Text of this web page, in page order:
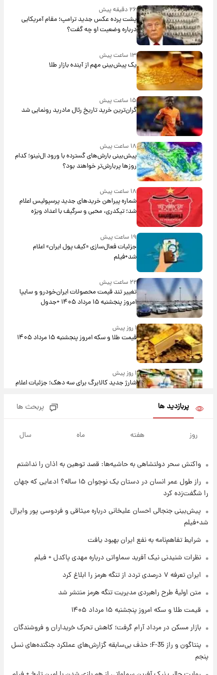
۲۶ دقیقه پیش
پشت پرده عکس جدید ترامپ؛ مقام آمریکایی
درباره وضعیت او چه گفت؟
۱۳ ساعت پیش
یک پیش‌بینی مهم از آینده بازار طلا
۱۵ ساعت پیش
گران‌ترین خرید تاریخ رئال مادرید رونمایی شد
۱۸ ساعت پیش
پیش‌بینی بارش‌های گسترده با ورود ال‌نینو؛ کدام
روزها پربارش‌تر خواهند بود؟
۱۸ ساعت پیش
شماره پیراهن خریدهای جدید پرسپولیس اعلام
شد؛ تیکدری، محبی و سرگیف با اعداد ویژه
۱۹ ساعت پیش
جزئیات فعال‌سازی «کیف پول ایران» اعلام
شد+فیلم
۲۲ ساعت پیش
تغییر تند قیمت محصولات ایران‌خودرو و سایپا
امروز پنجشنبه ۱۵ مرداد ۱۴۰۵ +جدول
۱ روز پیش
قیمت طلا و سکه امروز پنجشنبه ۱۵ مرداد ۱۴۰۵
۱ روز پیش
شارژ جدید کالابرگ برای سه دهک؛ جزئیات اعلام
شاهین، کوییک، اطلس، سهند و ساینا با اقساط
۱ روز پیش
قیمت سکه و طلا فردا
۱ روز پیش
۱ روز پیش
فال روزانه واقعی پنجشنبه ۱۵ مرداد ۱۴۰۵
۱ روز پیش
پربازدید ها پربحث ها
روز هفته ماه سال
واکنش سحر دولتشاهی به حاشیه‌ها: قصد توهین به اذان را نداشتم
راز طول عمر انسان در دستان یک نوجوان ۱۵ ساله؟ ادعایی که جهان
را شگفت‌زده کرد
پیش‌بینی جنجالی احسان علیخانی درباره میثاقی و فردوسی پور وایرال
شد+فیلم
شرایط تفاهم‌نامه به نفع ایران بهبود یافت
نظرات شنیدنی نیک آفرید سماواتی درباره مهدی پاکدل + فیلم
ایران تعرفه ۷ درصدی تردد از تنگه هرمز را ابلاغ کرد
متن اولیۀ طرح راهبردی مدیریت تنگه هرمز منتشر شد
قیمت طلا و سکه امروز پنجشنبه ۱۵ مرداد ۱۴۰۵
بازار مسکن در مرداد آرام گرفت؛ کاهش تحرک خریداران و فروشندگان
پنتاگون و راز F-35؛ حذف بی‌سابقه گزارش‌های عملکرد جنگنده‌های نسل
پنجم